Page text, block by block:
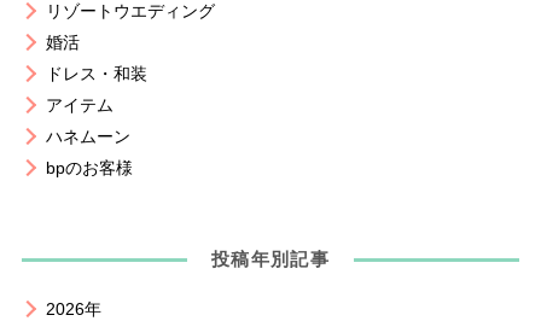
リゾートウエディング
婚活
ドレス・和装
アイテム
ハネムーン
bpのお客様
投稿年別記事
2026年